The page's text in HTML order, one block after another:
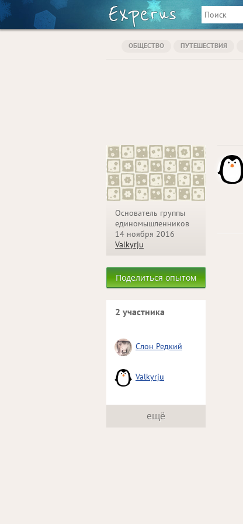
ОБЩЕСТВО ПУТЕШЕСТВИЯ
Основатель группы
единомышленников
14 ноября 2016
Valkyrju
Поделиться опытом
2 участника
Слон Редкий
Valkyrju
ещё